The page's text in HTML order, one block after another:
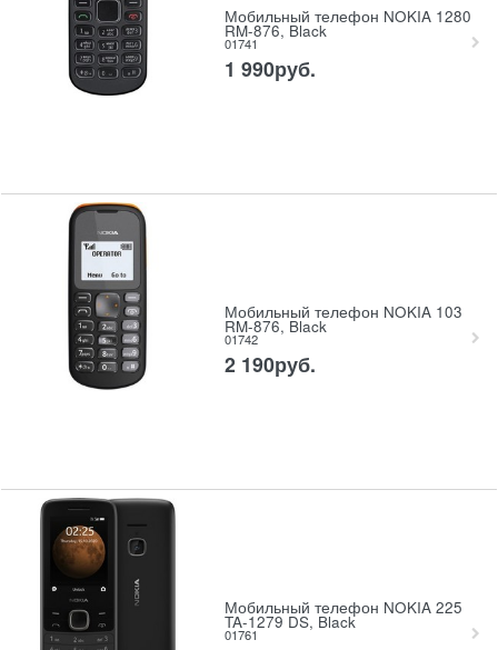
Мобильный телефон NOKIA 1280
RM-876, Black
01741
1 990руб.
Мобильный телефон NOKIA 103
RM-876, Black
01742
2 190руб.
Мобильный телефон NOKIA 225
TA-1279 DS, Black
01761